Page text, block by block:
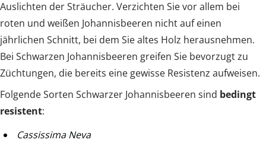
Auslichten der Sträucher. Verzichten Sie vor allem bei
roten und weißen Johannisbeeren nicht auf einen
jährlichen Schnitt, bei dem Sie altes Holz herausnehmen.
Bei Schwarzen Johannisbeeren greifen Sie bevorzugt zu
Züchtungen, die bereits eine gewisse Resistenz aufweisen.
Folgende Sorten Schwarzer Johannisbeeren sind bedingt
resistent:
Cassissima Neva